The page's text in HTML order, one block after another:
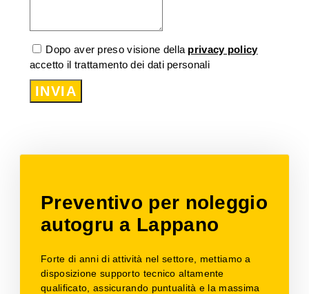
Dopo aver preso visione della privacy policy
accetto il trattamento dei dati personali
INVIA
Preventivo per noleggio
autogru a Lappano
Forte di anni di attività nel settore, mettiamo a
disposizione supporto tecnico altamente
qualificato, assicurando puntualità e la massima